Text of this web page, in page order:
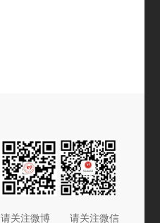
请关注微博 请关注微信